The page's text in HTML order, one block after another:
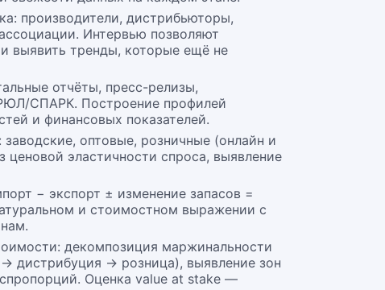
производители, дистрибьюторы,
Интервью позволяют
выявить тренды, которые ещё не
отчёты, пресс-релизы,
СПАРК. Построение профилей
и финансовых показателей.
оптовые, розничные (онлайн и
ценовой эластичности спроса, выявление
− экспорт ± изменение запасов =
и стоимостном выражении с
декомпозиция маржинальности
дистрибуция → розница), выявление зон
Оценка value at stake —